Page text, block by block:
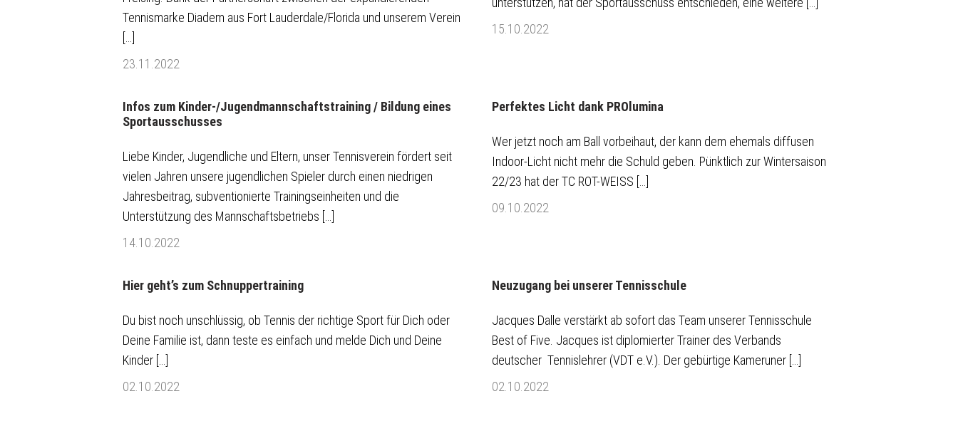
Tennismarke Diadem aus Fort Lauderdale/Florida und unserem Verein
[…]
23.11.2022
15.10.2022
Infos zum Kinder-/Jugendmannschaftstraining / Bildung eines
Sportausschusses
Liebe Kinder, Jugendliche und Eltern, unser Tennisverein fördert seit
vielen Jahren unsere jugendlichen Spieler durch einen niedrigen
Jahresbeitrag, subventionierte Trainingseinheiten und die
Unterstützung des Mannschaftsbetriebs […]
14.10.2022
Perfektes Licht dank PROlumina
Wer jetzt noch am Ball vorbeihaut, der kann dem ehemals diffusen
Indoor-Licht nicht mehr die Schuld geben. Pünktlich zur Wintersaison
22/23 hat der TC ROT-WEISS […]
09.10.2022
Hier geht’s zum Schnuppertraining
Du bist noch unschlüssig, ob Tennis der richtige Sport für Dich oder
Deine Familie ist, dann teste es einfach und melde Dich und Deine
Kinder […]
02.10.2022
Neuzugang bei unserer Tennisschule
Jacques Dalle verstärkt ab sofort das Team unserer Tennisschule
Best of Five. Jacques ist diplomierter Trainer des Verbands
deutscher Tennislehrer (VDT e.V.). Der gebürtige Kameruner […]
02.10.2022